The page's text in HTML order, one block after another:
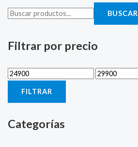
BUSCAR
Filtrar por precio
FILTRAR
Categorías